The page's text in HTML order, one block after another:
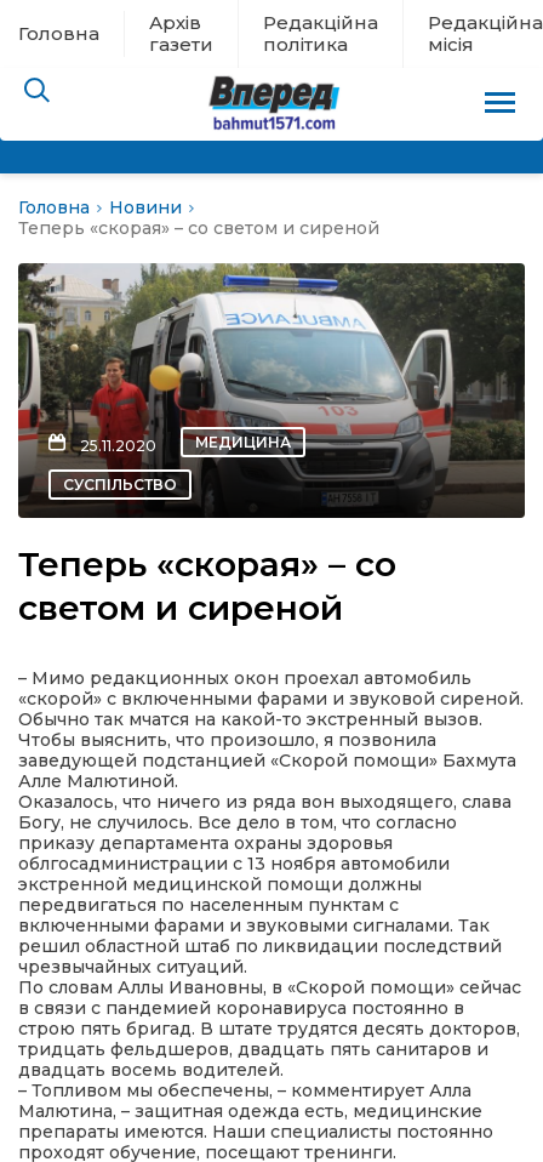
Головна
Архів
газети
Редакційна
політика
Редакційна
місія
евакуації
новини
політика
місія
Головна
Новини
Теперь «скорая» – со светом и сиреной
25.11.2020 МЕДИЦИНА
СУСПІЛЬСТВО
Теперь «скорая» – со
светом и сиреной
– Мимо редакционных окон проехал автомобиль
«скорой» с включенными фарами и звуковой сиреной.
Обычно так мчатся на какой-то экстренный вызов.
Чтобы выяснить, что произошло, я позвонила
заведующей подстанцией «Скорой помощи» Бахмута
Алле Малютиной.
Оказалось, что ничего из ряда вон выходящего, слава
Богу, не случилось. Все дело в том, что согласно
приказу департамента охраны здоровья
облгосадминистрации с 13 ноября автомобили
экстренной медицинской помощи должны
передвигаться по населенным пунктам с
включенными фарами и звуковыми сигналами. Так
решил областной штаб по ликвидации последствий
чрезвычайных ситуаций.
По словам Аллы Ивановны, в «Скорой помощи» сейчас
в связи с пандемией коронавируса постоянно в
строю пять бригад. В штате трудятся десять докторов,
тридцать фельдшеров, двадцать пять санитаров и
двадцать восемь водителей.
– Топливом мы обеспечены, – комментирует Алла
Малютина, – защитная одежда есть, медицинские
препараты имеются. Наши специалисты постоянно
проходят обучение, посещают тренинги.